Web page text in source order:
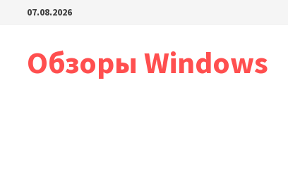
Перейти
содержимому
07.08.2026
Обзоры Windows